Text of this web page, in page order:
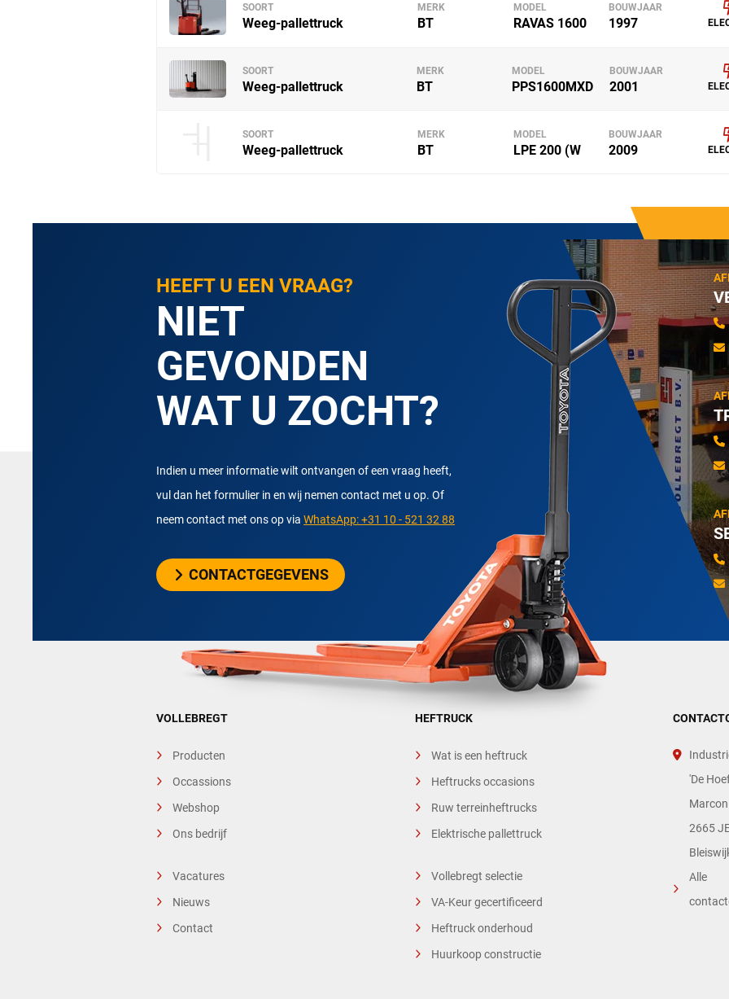
SOORT
Weeg-pallettruck
MERK
BT
MODEL
RAVAS 1600
BOUWJAAR
1997
SOORT
Weeg-pallettruck
MERK
BT
MODEL
PPS1600MXD
BOUWJAAR
2001
SOORT
Weeg-pallettruck
MERK
BT
MODEL
LPE 200 (W
BOUWJAAR
2009
HEEFT U EEN VRAAG?
NIET
GEVONDEN
WAT U ZOCHT?
Indien u meer informatie wilt ontvangen of een vraag heeft,
vul dan het formulier in en wij nemen contact met u op. Of
neem contact met ons op via WhatsApp: +31 10 - 521 32 88
CONTACTGEGEVENS
VOLLEBREGT
Producten
Occassions
Webshop
Ons bedrijf
Vacatures
Nieuws
Contact
HEFTRUCK
Wat is een heftruck
Heftrucks occasions
Ruw terreinheftrucks
Elektrische pallettruck
Vollebregt selectie
VA-Keur gecertificeerd
Heftruck onderhoud
Huurkoop constructie
'De
2665
Alle